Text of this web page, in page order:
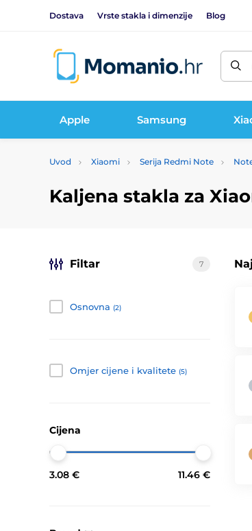
Dostava Vrste stakla i dimenzije Blog
Apple Samsung
Uvod Xiaomi Serija Redmi Note
Kaljena stakla za
Filtar 7
Osnovna (2)
Omjer cijene i kvalitete (5)
Cijena
3.08 € 11.46 €